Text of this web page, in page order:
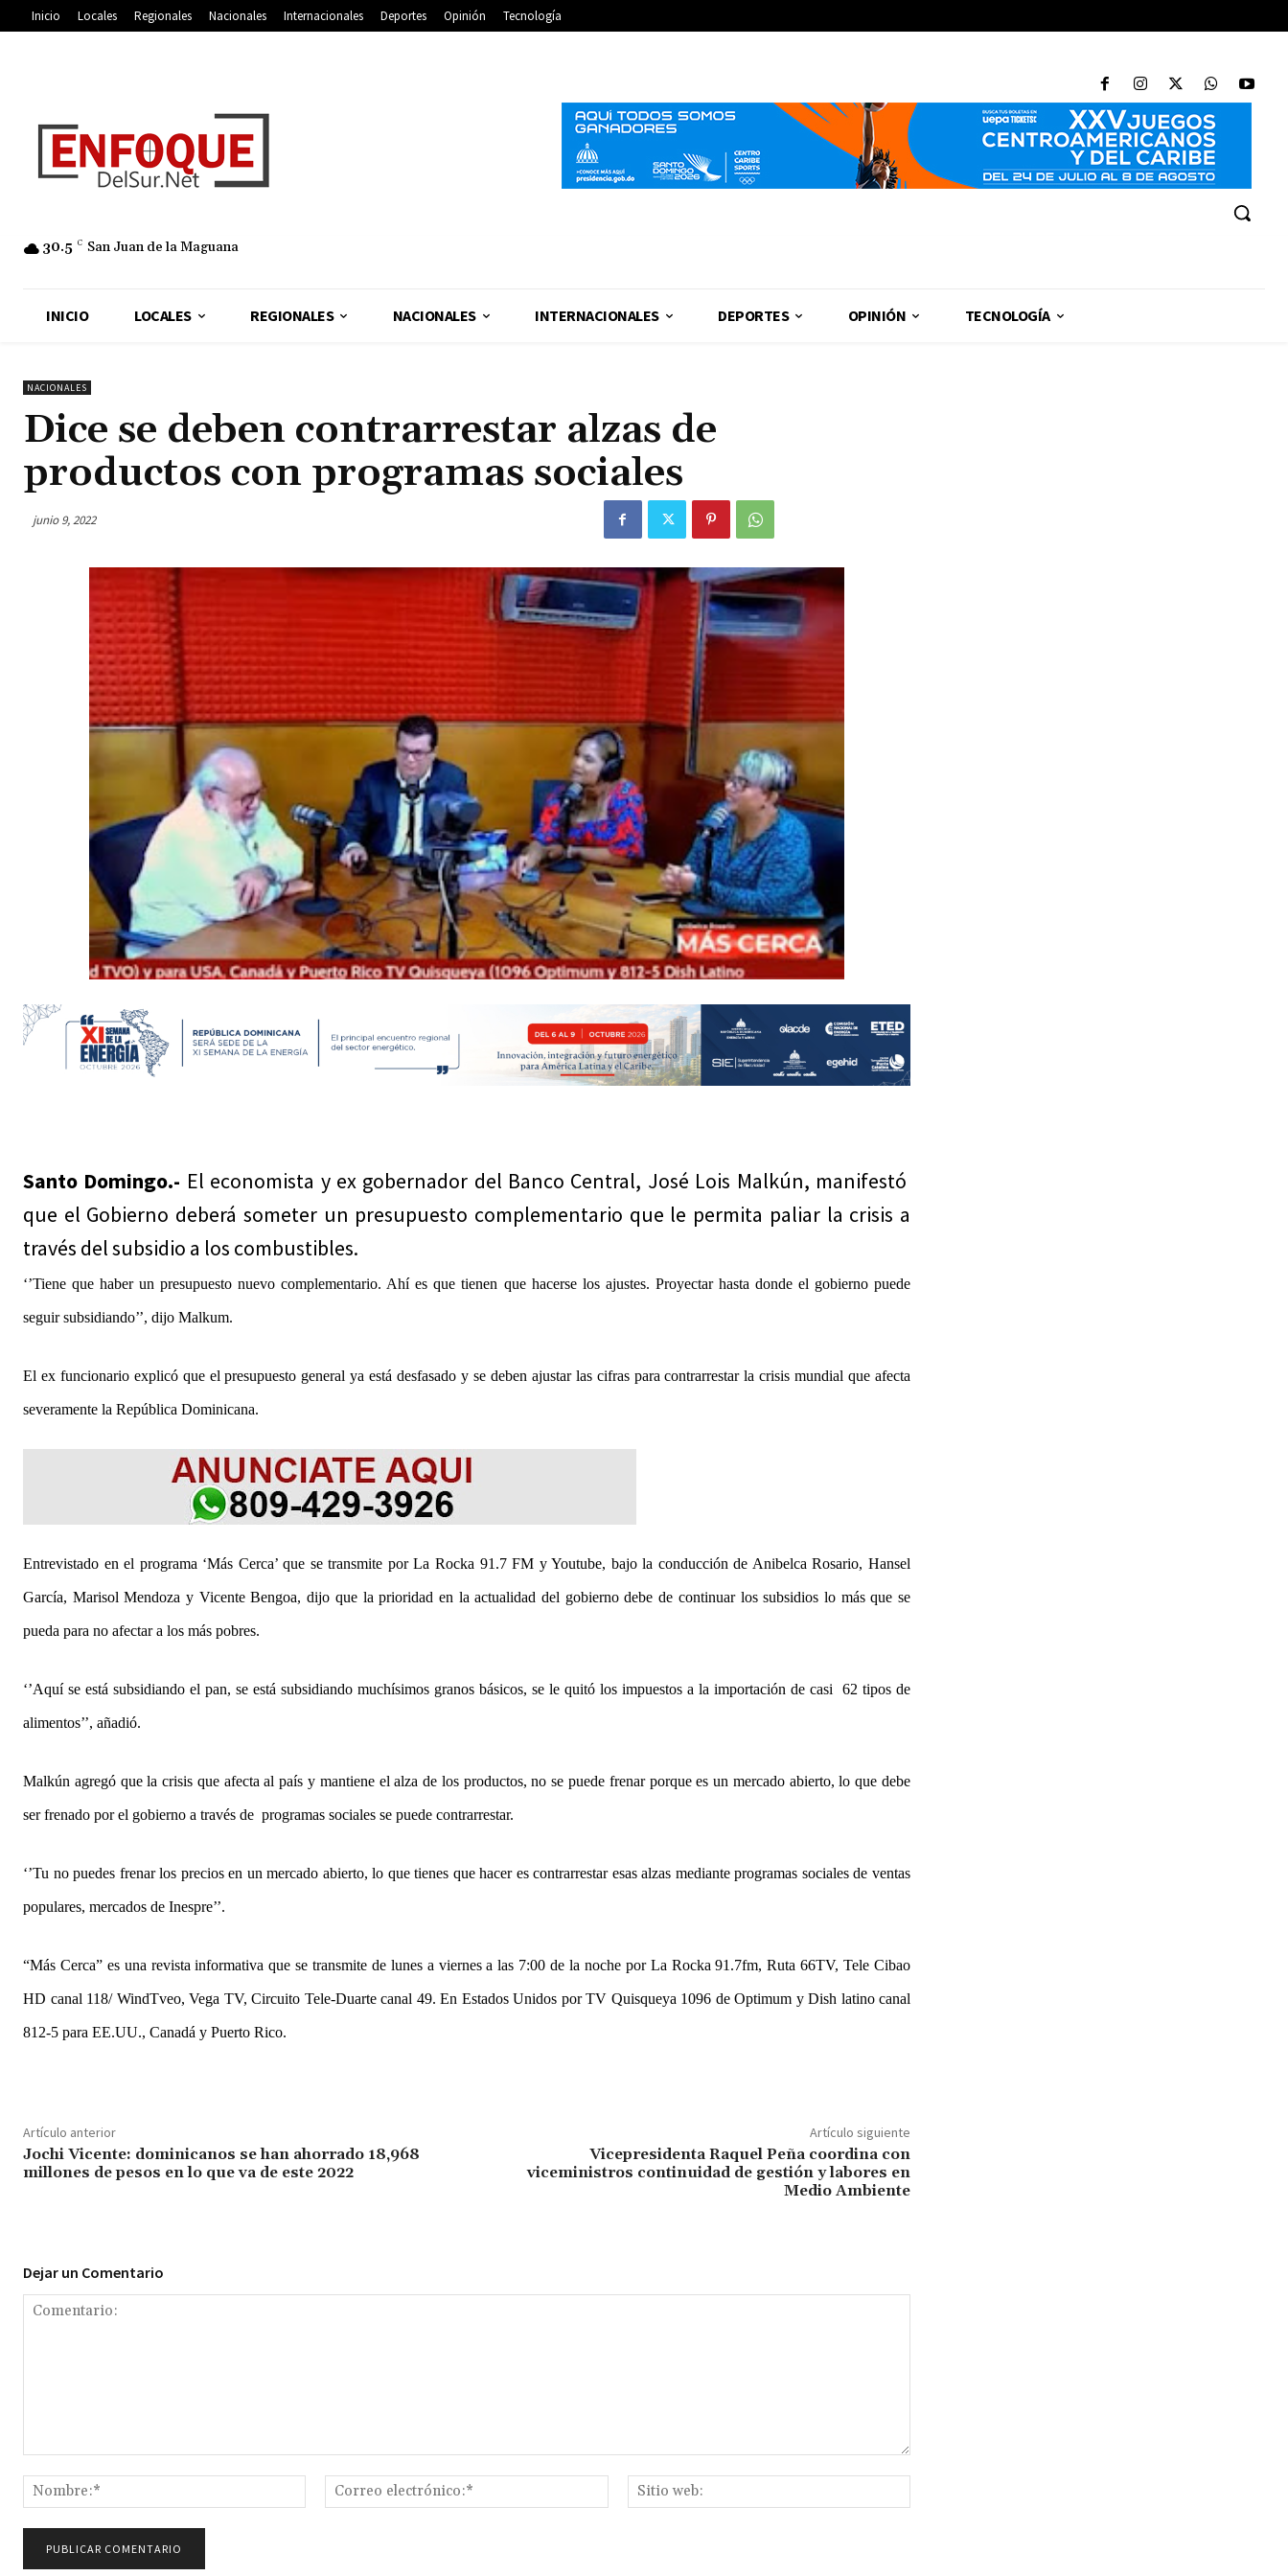
Inicio Locales Regionales Nacionales Internacionales Deportes Opinión Tecnología
30.5 C San Juan de la Maguana
INICIO LOCALES REGIONALES NACIONALES INTERNACIONALES DEPORTES OPINIÓN TECNOLOGÍA
NACIONALES
Dice se deben contrarrestar alzas de
productos con programas sociales
junio 9, 2022
Santo Domingo.- El economista y ex gobernador del Banco Central, José Lois Malkún, manifestó
que el Gobierno deberá someter un presupuesto complementario que le permita paliar la crisis a
través del subsidio a los combustibles.
‘’Tiene que haber un presupuesto nuevo complementario. Ahí es que tienen que hacerse los ajustes. Proyectar hasta donde el gobierno puede
seguir subsidiando’’, dijo Malkum.
El ex funcionario explicó que el presupuesto general ya está desfasado y se deben ajustar las cifras para contrarrestar la crisis mundial que afecta
severamente la República Dominicana.
Entrevistado en el programa ‘Más Cerca’ que se transmite por La Rocka 91.7 FM y Youtube, bajo la conducción de Anibelca Rosario, Hansel
García, Marisol Mendoza y Vicente Bengoa, dijo que la prioridad en la actualidad del gobierno debe de continuar los subsidios lo más que se
pueda para no afectar a los más pobres.
‘’Aquí se está subsidiando el pan, se está subsidiando muchísimos granos básicos, se le quitó los impuestos a la importación de casi 62 tipos de
alimentos’’, añadió.
Malkún agregó que la crisis que afecta al país y mantiene el alza de los productos, no se puede frenar porque es un mercado abierto, lo que debe
ser frenado por el gobierno a través de programas sociales se puede contrarrestar.
‘’Tu no puedes frenar los precios en un mercado abierto, lo que tienes que hacer es contrarrestar esas alzas mediante programas sociales de ventas
populares, mercados de Inespre’’.
“Más Cerca” es una revista informativa que se transmite de lunes a viernes a las 7:00 de la noche por La Rocka 91.7fm, Ruta 66TV, Tele Cibao
HD canal 118/ WindTveo, Vega TV, Circuito Tele-Duarte canal 49. En Estados Unidos por TV Quisqueya 1096 de Optimum y Dish latino canal
812-5 para EE.UU., Canadá y Puerto Rico.
Artículo anterior
Jochi Vicente: dominicanos se han ahorrado 18,968
millones de pesos en lo que va de este 2022
Artículo siguiente
Vicepresidenta Raquel Peña coordina con
viceministros continuidad de gestión y labores en
Medio Ambiente
Dejar un Comentario
Nombre:*
Correo
electrónico:*
web: